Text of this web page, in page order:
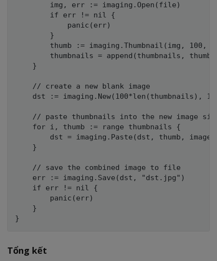
        img, err := imaging.Open(file)
        if err != nil {
            panic(err)
        }
thumb := imaging.Thumbnail(img, 100,
        thumbnails = append(thumbnails, thumb)
    }
    // create a new blank image
dst := imaging.New(100*len(thumbnails),
// paste thumbnails into the new image
    for i, thumb := range thumbnails {
dst = imaging.Paste(dst, thumb,
    }
    // save the combined image to file
    err := imaging.Save(dst, "dst.jpg")
    if err != nil {
        panic(err)
    }
Tổng kết